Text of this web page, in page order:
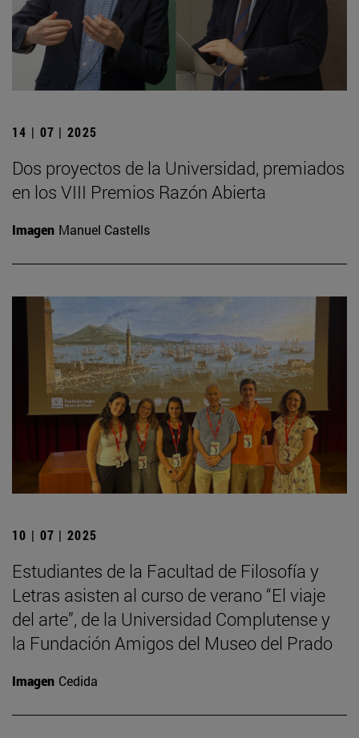
14 | 07 | 2025
Dos proyectos de la Universidad, premiados
en los VIII Premios Razón Abierta
Imagen Manuel Castells
10 | 07 | 2025
Estudiantes de la Facultad de Filosofía y
Letras asisten al curso de verano “El viaje
del arte”, de la Universidad Complutense y
la Fundación Amigos del Museo del Prado
Imagen Cedida